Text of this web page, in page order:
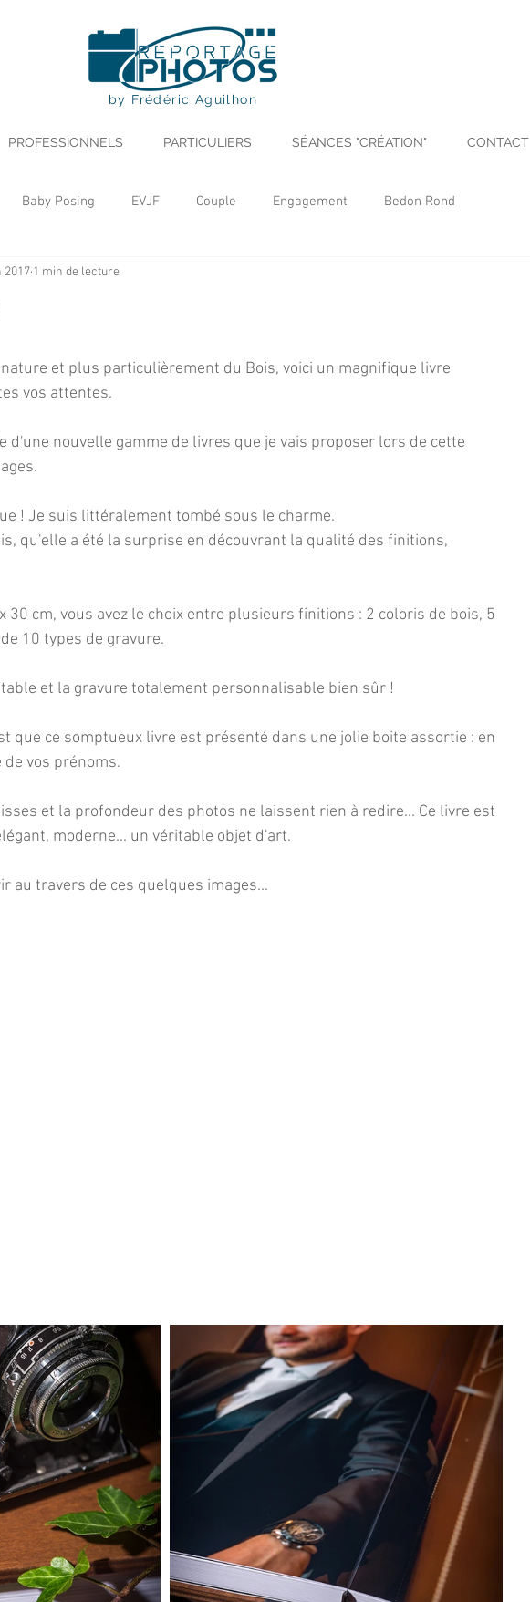
by Frédéric Aguilhon
PROFESSIONNELS PARTICULIERS SÉANCES "CRÉATION" CONTACT
Baby Posing EVJF Couple Engagement Bedon Rond
Séance Création
2017 1 min de lecture
et plus particulièrement du Bois, voici un magnifique livre
vos attentes.
d'une nouvelle gamme de livres que je vais proposer lors de cette
! Je suis littéralement tombé sous le charme.
qu'elle a été la surprise en découvrant la qualité des finitions,
30 cm, vous avez le choix entre plusieurs finitions : 2 coloris de bois, 5
10 types de gravure.
et la gravure totalement personnalisable bien sûr !
que ce somptueux livre est présenté dans une jolie boite assortie : en
vos prénoms.
et la profondeur des photos ne laissent rien à redire... Ce livre est
moderne... un véritable objet d'art.
au travers de ces quelques images...